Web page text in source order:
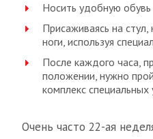
Носить удобную обувь
Присаживаясь на
ноги, используя
После каждого часа,
положении, нужно
комплекс специальных
Очень часто 22-ая